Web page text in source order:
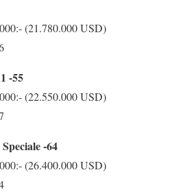
(21.780.000 USD)
-55
(22.550.000 USD)
-64
(26.400.000 USD)